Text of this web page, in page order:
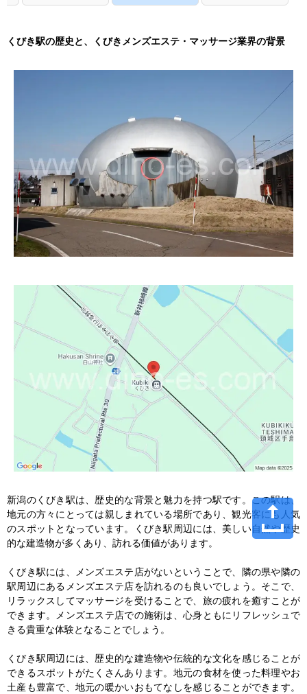
くびき駅の歴史と、くびきメンズエステ・マッサージ業界の背景
新潟のくびき駅は、歴史的な背景と魅力を持つ駅です。この駅は、
地元の方々にとっては親しまれている場所であり、観光客にも人気
のスポットとなっています。くびき駅周辺には、美しい自然や歴史
的な建造物が多くあり、訪れる価値があります。
くびき駅には、メンズエステ店がないということで、隣の県や隣の
駅周辺にあるメンズエステ店を訪れるのも良いでしょう。そこで、
リラックスしてマッサージを受けることで、旅の疲れを癒すことが
できます。メンズエステ店での施術は、心身ともにリフレッシュで
きる貴重な体験となることでしょう。
くびき駅周辺には、歴史的な建造物や伝統的な文化を感じることが
できるスポットがたくさんあります。地元の食材を使った料理やお
土産も豊富で、地元の暖かいおもてなしを感じることができます。